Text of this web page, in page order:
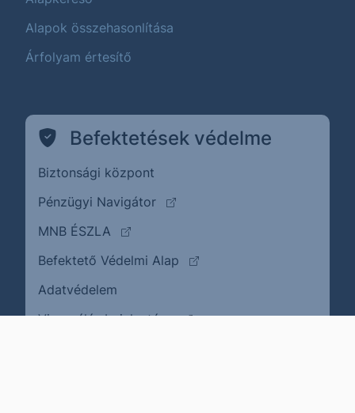
Alapok összehasonlítása
Árfolyam értesítő
Befektetések védelme
Biztonsági központ
Pénzügyi Navigátor
(külső oldalra ugrik)
MNB ÉSZLA
(külső oldalra ugrik)
Befektető Védelmi Alap
(külső oldalra ugrik)
Adatvédelem
Visszaélés bejelentése(külső oldalra ugrik)